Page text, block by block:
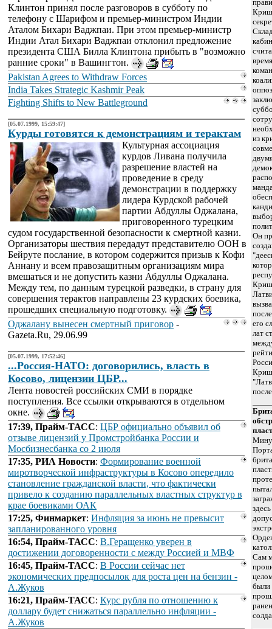
Клинтон принял после разговоров в субботу по
телефону с Шарифом и премьер-министром Индии
Аталом Бихари Ваджпаи. При этом премьер-министр
Индии Атал Бихари Ваджпаи отклонил предложение
президента США Билла Клинтона прибыть в "возможно
ранние сроки" в Вашингтон.
Pakistan Agrees to Withdraw Forces
India Takes Strategic Kashmir Peak
Fighting Shifts to New Battleground
[05.07.1999, 15:59:47]
Курды готовятся к демонстрациям и терактам
Культурная ассоциация
курдов Ливана получила
разрешение властей на
проведение в среду
демонстрации в поддержку
лидера Курдской рабочей
партии Абдуллы Оджалана,
приговоренного турецким
судом государственной безопасности к смертной казни.
Организаторы шествия передадут представителю ООН в
Бейруте послание, в котором содержится призыв к Кофи
Аннану и всем правозащитным организациям мира
вмешаться и не допустить казни Абдуллы Оджалана.
Между тем, по данным турецкой разведки, в страну для
совершения терактов направлены 23 курдских боевика,
прошедших специальную подготовку.
Оджалану вынесен смертный приговор -
Gazeta.Ru, 29.06.99
[05.07.1999, 17:52:46]
...Россия-НАТО: договорились, власть в
Косово, лицензии ЦБР...
Лента новостей российских СМИ в порядке
поступления. Все ссылки открываются в отдельном
окне.
17:39, Прайм-ТАСС: ЦБР официально объявил об
отзыве лицензий у Промстройбанка России и
Мосбизнесбанка со 2 июля
17:35, РИА Новости: Формирование военной
миротворческой инфраструктуры в Косово опередило
становление гражданской власти, что фактически
привело к созданию параллельных властных структур в
крае боевиками ОАК
17:25, Финмаркет: Инфляция за июнь не превысит
запланированного уровня
16:54, Прайм-ТАСС: В.Геращенко уверен в
достижении договоренности с между Россией и МВФ
16:45, Прайм-ТАСС: В России сейчас нет
экономических предпосылок для роста цен на бензин -
А.Жуков
16:21, Прайм-ТАСС: Курс рубля по отношению к
доллару будет снижаться параллельно инфляции -
А.Жуков
из
Он
его
лат
Сам
были